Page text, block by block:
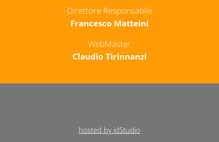
Direttore Responsabile
Francesco Matteini
WebMaster
Claudio Tirinnanzi
hosted by idStudio